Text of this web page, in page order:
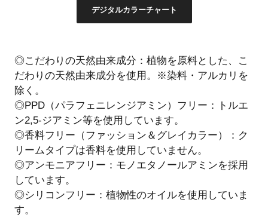
デジタルカラーチャート
◎こだわりの天然由来成分：植物を原料とした、こ
だわりの天然由来成分を使用。※染料・アルカリを
除く。
◎PPD（パラフェニレンジアミン）フリー：トルエ
ン2,5-ジアミン等を使用しています。
◎香料フリー（ファッション＆グレイカラー）：ク
リームタイプは香料を使用していません。
◎アンモニアフリー：モノエタノールアミンを採用
しています。
◎シリコンフリー：植物性のオイルを使用していま
す。